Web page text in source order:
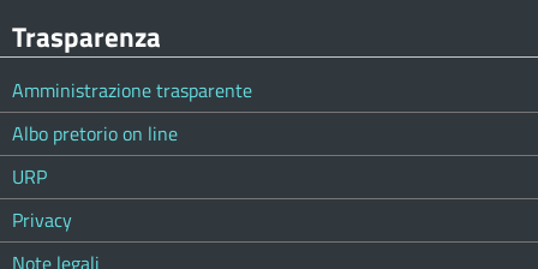
Trasparenza
Amministrazione trasparente
Albo pretorio on line
URP
Privacy
Note legali